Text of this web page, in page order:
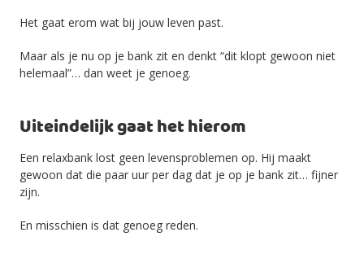
Het gaat erom wat bij jouw leven past.
Maar als je nu op je bank zit en denkt “dit klopt gewoon niet
helemaal”… dan weet je genoeg.
Uiteindelijk gaat het hierom
Een relaxbank lost geen levensproblemen op. Hij maakt
gewoon dat die paar uur per dag dat je op je bank zit… fijner
zijn.
En misschien is dat genoeg reden.